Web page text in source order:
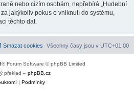
nebo cizím osobám, nepřebírá „Hudební
jakýkoliv pokus o vniknutí do systému,
těchto dat.
Všechny časy jsou v UTC+01:00
Smazat cookies
® Forum Software © phpBB Limited
překlad – phpBB.cz
| Podmínky